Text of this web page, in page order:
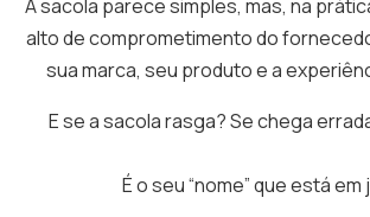
A sacola parece simples, mas, na
alto de comprometimento do
sua marca, seu produto e a
E se a sacola rasga? Se chega
É o seu “nome” que está em